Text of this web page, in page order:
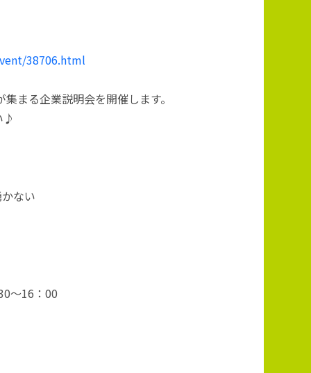
38706.html
まる企業説明会を開催します。
♪
ない
～16：00